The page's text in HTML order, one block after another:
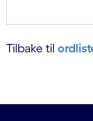
Tilbake til